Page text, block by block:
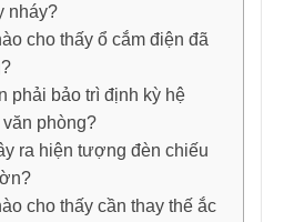
nháy?
cho thấy ổ cắm điện đã
phải bảo trì định kỳ hệ
phòng?
ra hiện tượng đèn chiếu
cho thấy cần thay thế ắc